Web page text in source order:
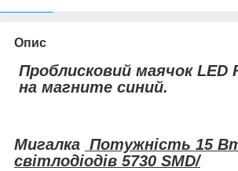
Опис
Проблисковий маячок LED
на магните синий.
Мигалка Потужність 15
світлодіодів 5730 SMD/